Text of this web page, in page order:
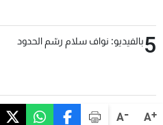
A+
A-
5بالفيديو: نواف سلام رسّم الحدود